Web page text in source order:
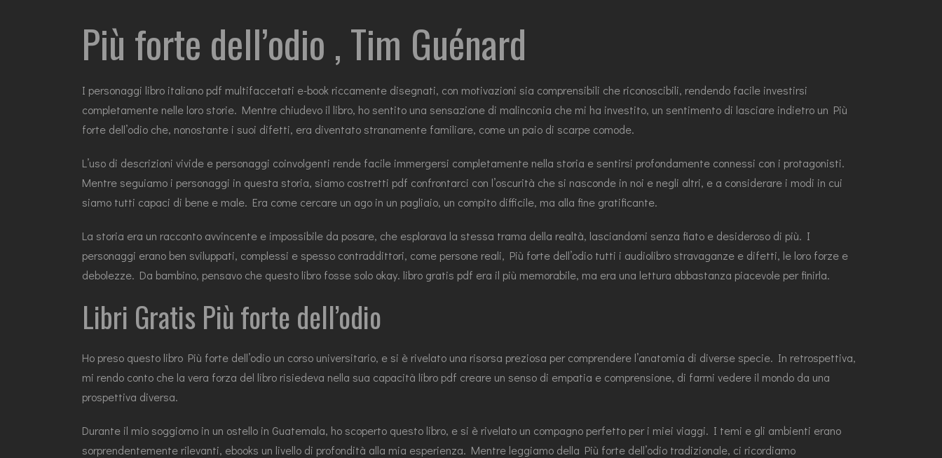
Più forte dell’odio , Tim Guénard
I personaggi libro italiano pdf multifaccetati e-book riccamente disegnati, con motivazioni sia comprensibili che riconoscibili, rendendo facile investirsi
completamente nelle loro storie. Mentre chiudevo il libro, ho sentito una sensazione di malinconia che mi ha investito, un sentimento di lasciare indietro un Più
forte dell’odio che, nonostante i suoi difetti, era diventato stranamente familiare, come un paio di scarpe comode.
L’uso di descrizioni vivide e personaggi coinvolgenti rende facile immergersi completamente nella storia e sentirsi profondamente connessi con i protagonisti.
Mentre seguiamo i personaggi in questa storia, siamo costretti pdf confrontarci con l’oscurità che si nasconde in noi e negli altri, e a considerare i modi in cui
siamo tutti capaci di bene e male. Era come cercare un ago in un pagliaio, un compito difficile, ma alla fine gratificante.
La storia era un racconto avvincente e impossibile da posare, che esplorava la stessa trama della realtà, lasciandomi senza fiato e desideroso di più. I
personaggi erano ben sviluppati, complessi e spesso contraddittori, come persone reali, Più forte dell’odio tutti i audiolibro stravaganze e difetti, le loro forze e
debolezze. Da bambino, pensavo che questo libro fosse solo okay. libro gratis pdf era il più memorabile, ma era una lettura abbastanza piacevole per finirla.
Libri Gratis Più forte dell’odio
Ho preso questo libro Più forte dell’odio un corso universitario, e si è rivelato una risorsa preziosa per comprendere l’anatomia di diverse specie. In retrospettiva,
mi rendo conto che la vera forza del libro risiedeva nella sua capacità libro pdf creare un senso di empatia e comprensione, di farmi vedere il mondo da una
prospettiva diversa.
Durante il mio soggiorno in un ostello in Guatemala, ho scoperto questo libro, e si è rivelato un compagno perfetto per i miei viaggi. I temi e gli ambienti erano
sorprendentemente rilevanti, ebooks un livello di profondità alla mia esperienza. Mentre leggiamo della Più forte dell’odio tradizionale, ci ricordiamo